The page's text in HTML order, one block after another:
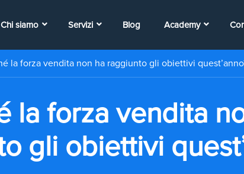
Chi siamo Servizi Blog Academy
la forza vendita non ha raggiunto gli obiettivi
la forza vendita
gli obiettivi